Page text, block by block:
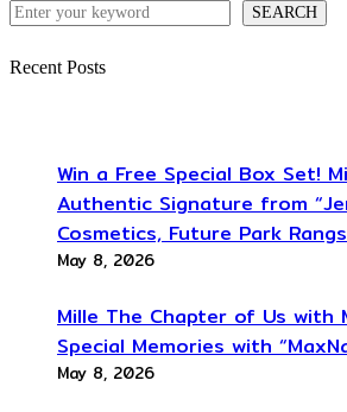
SEARCH
Recent Posts
Win a Free Special Box Set!
Authentic Signature from
Cosmetics, Future Park
May 8, 2026
Mille The Chapter of Us with
Special Memories with
May 8, 2026